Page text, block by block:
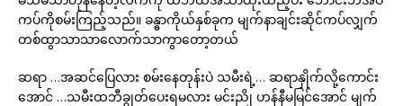
ကပ်ကိုစမ်းကြည့်သည်။ ခန္ဓာကိုယ်နှစ်ခုက မျက်နာချင်းဆိုင်ကပ်လျှက်
တစ်ထွာသာသာလောက်သာကွာတော့တယ်
ဆရာ …အဆင်ပြေလား စမ်းနေတုန်းပဲ သမီးရဲ့… ဆရာနှိုက်လို့ကောင်း
အောင် …သမီးထဘီချွတ်ပေးရမလား မင်းညို ဟန်နီမမြင်အောင် မျက်